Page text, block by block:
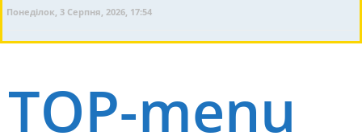
Понеділок, 3 Серпня, 2026, 17:54
TOP-menu